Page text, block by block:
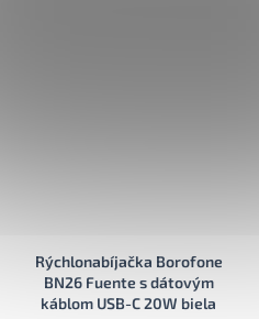
Rýchlonabíjačka Borofone
BN26 Fuente s dátovým
káblom USB-C 20W biela